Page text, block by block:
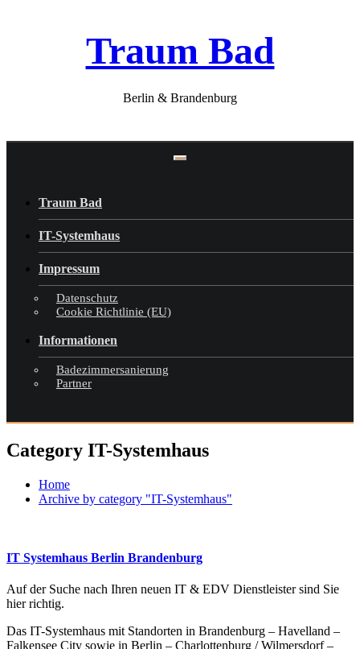
Traum Bad
Berlin & Brandenburg
Traum Bad
IT-Systemhaus
Impressum
Datenschutz
Cookie Richtlinie (EU)
Informationen
Badezimmersanierung
Partner
Category IT-Systemhaus
Home
Archive by category "IT-Systemhaus"
IT Systemhaus Berlin Brandenburg
Auf der Suche nach Ihren neuen IT & EDV Dienstleister sind Sie
hier richtig.
Das IT-Systemhaus mit Standorten in Brandenburg – Havelland –
Falkensee City sowie in Berlin – Charlottenburg / Wilmersdorf –